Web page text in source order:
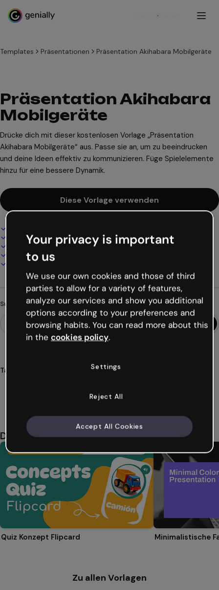
Registrieren
Templates Präsentationen Präsentation Akihabara Mobilgeräte
Präsentation Akihabara
Mobilgeräte
Drücke dich mit dieser kostenlosen Vorlage „Präsentation
Akihabara Mobilgeräte“ aus. Passe sie an, um zu beeindrucken
und deine Ideen effektiv zu kommunizieren. Füge Spielelemente
hinzu für eine bessere Dynamik.
Diese Vorlage verwenden
100% anpassbar
Audio, Video und Multimedia hinzufügen
Online präsentieren, teilen oder veröffentlichen
Als PDF, MP4 und andere Formate herunterladen
Suchst du etwas anderes?
Tags
Das könnte dir auch gefallen
Quiz Konzept Flipcard Minimalistische
Zu allen Vorlagen
Your privacy is important
to us
We use our own cookies and those of third
parties to allow for a variety of features,
analyze our services and show you additional
options according to your preferences and
browsing habits. You can read more about this
in the cookies policy.
Settings
Reject All
Accept All Cookies